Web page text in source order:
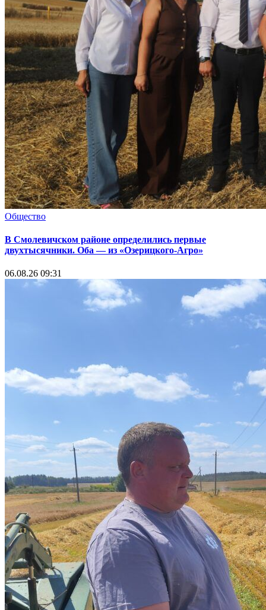
Общество
В Смолевичском районе определились первые
двухтысячники. Оба — из «Озерицкого-Агро»
06.08.26 09:31